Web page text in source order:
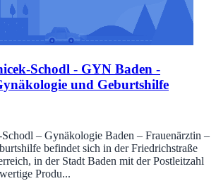
Schodl - GYN Baden -
und Geburtshilfe
– Gynäkologie Baden – Frauenärztin –
befindet sich in der Friedrichstraße
in der Stadt Baden mit der Postleitzahl
Produ...